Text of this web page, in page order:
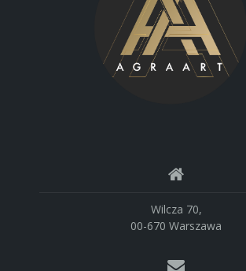
Wilcza 70,
00-670 Warszawa